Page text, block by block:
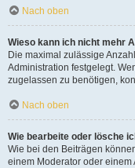
Nach oben
Wieso kann ich nicht mehr
Die maximal zulässige
Administration festgelegt.
zugelassen zu benötigen,
Nach oben
Wie bearbeite oder lösche
Wie bei den Beiträgen
einem Moderator oder